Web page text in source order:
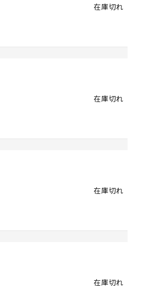
在庫切れ
在庫切れ
在庫切れ
在庫切れ